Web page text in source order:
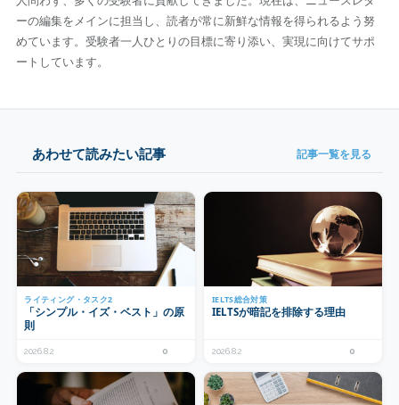
ーの編集をメインに担当し、読者が常に新鮮な情報を得られるよう努
めています。受験者一人ひとりの目標に寄り添い、実現に向けてサポ
ートしています。
あわせて読みたい記事 記事一覧を見る
ライティング・タスク2
「シンプル・イズ・ベスト」の原
則
2026.8.2 0
IELTS総合対策
IELTSが暗記を排除する理由
2026.8.2 0